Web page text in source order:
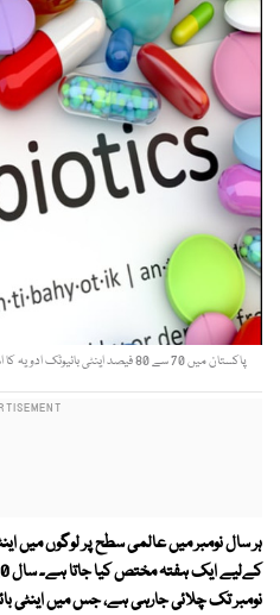
پاکستان میں 70 سے 80 فیصد اینٹی بائیوٹک ادویہ کا استعمال غلط طریقے سے ہورہا ہے۔ (فوٹو: انٹرنیٹ)
ہر سال نومبر میں عالمی سطح پر لوگوں میں
نومبر تک چلائی جارہی ہے، جس میں اینٹی